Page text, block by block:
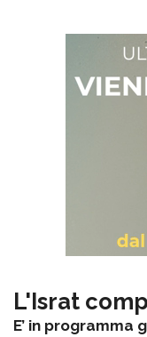
L'Israt
E’ in programma